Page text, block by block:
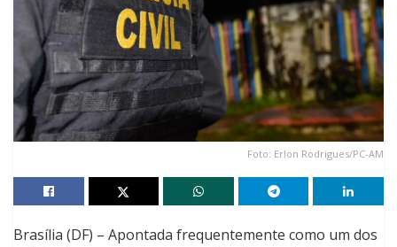
Foto: Erlon Rodrigues/PC-AM
Brasília (DF) – Apontada frequentemente como um dos